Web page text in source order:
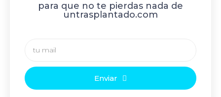
para que no te pierdas nada de
untrasplantado.com
Enviar